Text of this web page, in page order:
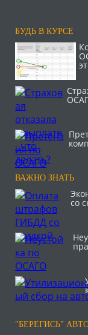
БУДЬ В КУРСЕ
ВАЖНО ЗНАТЬ
со
"БЕРЕГИСЬ"